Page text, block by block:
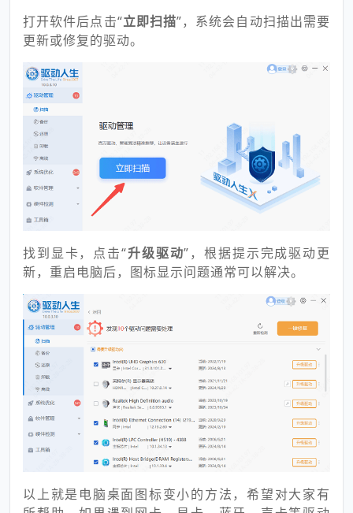
打开软件后点击“立即扫描”，系统会自动扫描出需要
更新或修复的驱动。
找到显卡，点击“升级驱动”，根据提示完成驱动更
新，重启电脑后，图标显示问题通常可以解决。
以上就是电脑桌面图标变小的方法，希望对大家有